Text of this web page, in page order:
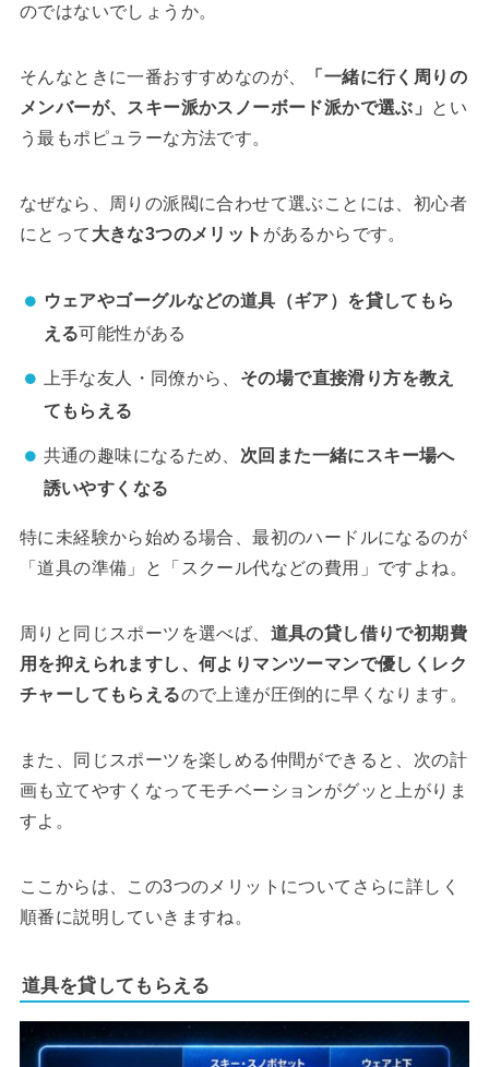
のではないでしょうか。
そんなときに一番おすすめなのが、
「一緒に行く周りの
メンバーが、スキー派かスノーボード派かで選ぶ」
とい
う最もポピュラーな方法です。
なぜなら、周りの派閥に合わせて選ぶことには、初心者
にとって 大きな3つのメリット があるからです。
ウェアやゴーグルなどの道具（ギア）を貸してもら
える可能性がある
上手な友人・同僚から、 その場で直接滑り方を教え
てもらえる
共通の趣味になるため、 次回また一緒にスキー場へ
誘いやすくなる
特に未経験から始める場合、最初のハードルになるのが
「道具の準備」と「スクール代などの費用」ですよね。
周りと同じスポーツを選べば、 道具の貸し借りで初期費
用を抑えられますし、何よりマンツーマンで優しくレク
チャーしてもらえるので上達が圧倒的に早くなります。
また、同じスポーツを楽しめる仲間ができると、次の計
画も立てやすくなってモチベーションがグッと上がりま
すよ。
ここからは、この3つのメリットについてさらに詳しく
順番に説明していきますね。
道具を貸してもらえる